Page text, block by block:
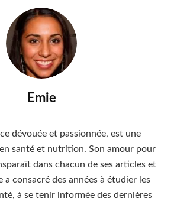
Emie
dévouée et passionnée, est une
santé et nutrition. Son amour pour
dans chacun de ses articles et
a consacré des années à étudier les
à se tenir informée des dernières